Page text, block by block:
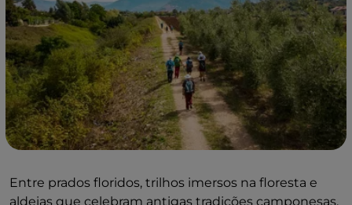
Entre prados floridos, trilhos imersos na floresta e
aldeias que celebram antigas tradições camponesas,